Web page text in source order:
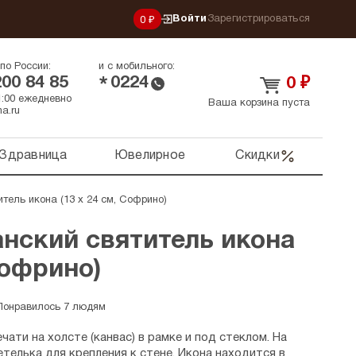
0 ₽ Войти Зарегистрироваться
России:
84 85
и с мобильного:
* 0224
ежедневно
0 ₽
Ваша корзина пуста
Ювелирное Скидки
икона (13 х 24 см, Софрино)
святитель икона
Понравилось 7 людям
на холсте (канвас) в рамке и под стеклом. На
для крепления к стене. Икона находится в